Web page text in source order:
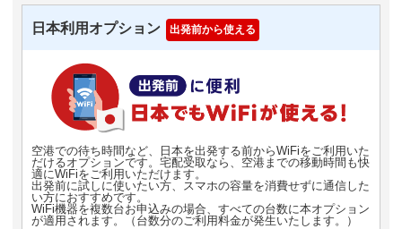
日本利用オプション 出発前から使える
空港での待ち時間など、日本を出発する前からWiFiをご利用いた
だけるオプションです。宅配受取なら、空港までの移動時間も快
適にWiFiをご利用いただけます。
出発前に試しに使いたい方、スマホの容量を消費せずに通信した
い方におすすめです。
WiFi機器を複数台お申込みの場合、すべての台数に本オプション
が適用されます。（台数分のご利用料金が発生いたします。）